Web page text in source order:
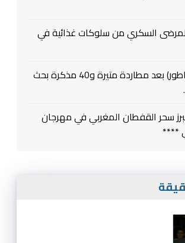
لمرضى السكري من سلوكات غذائية في
سقوط (الإمبراطور) بعد مطاردة متيرة و40 مذكرة بحث
سحر القفطان المغربي في مهرجان
****